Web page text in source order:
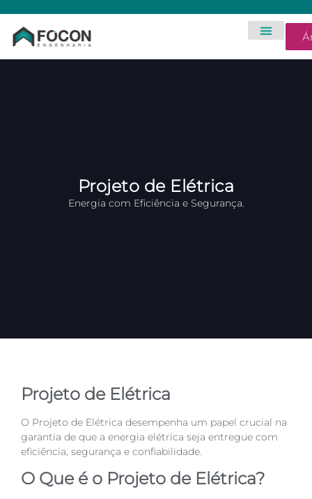
Projeto de Elétrica
Energia com Eficiência e Segurança.
Projeto de Elétrica
O Projeto de Elétrica desempenha um papel crucial na
garantia de que a energia elétrica seja entregue com
eficiência, segurança e confiabilidade.
O Que é o Projeto de Elétrica?